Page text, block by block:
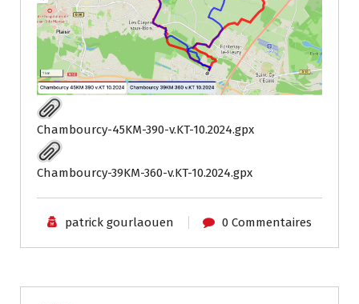
Chambourcy-45KM-390-v.KT-10.2024.gpx
Chambourcy-39KM-360-v.KT-10.2024.gpx
patrick gourlaouen 0 Commentaires